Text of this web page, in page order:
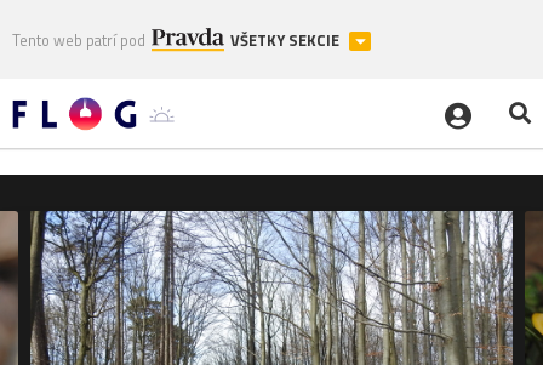
Tento web patrí pod VŠETKY SEKCIE